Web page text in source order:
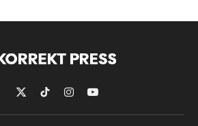
X
(Twitter)
TikTokInstagramYouTube